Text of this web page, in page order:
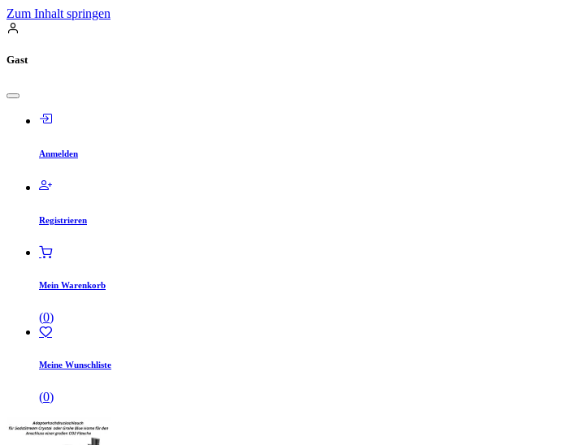
Zum Inhalt springen
Gast
Anmelden
Registrieren
Mein Warenkorb
(0)
Meine Wunschliste
(0)